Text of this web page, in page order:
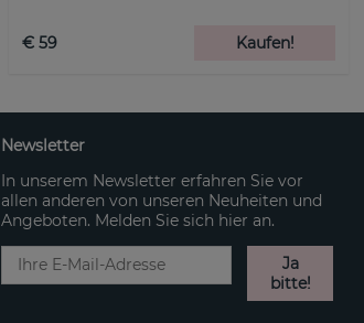
€ 59 Kaufen!
Newsletter
In unserem Newsletter erfahren Sie vor
allen anderen von unseren Neuheiten und
Angeboten. Melden Sie sich hier an.
Ja
bitte!